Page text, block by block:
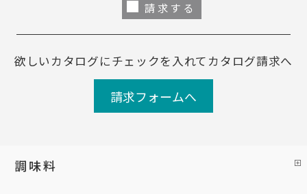
請求する
欲しいカタログにチェックを入れてカタログ請求へ
請求フォームへ
調味料